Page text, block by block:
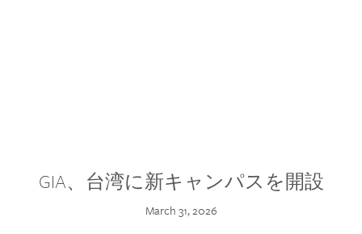
GIA、台湾に新キャンパスを開設
March 31, 2026